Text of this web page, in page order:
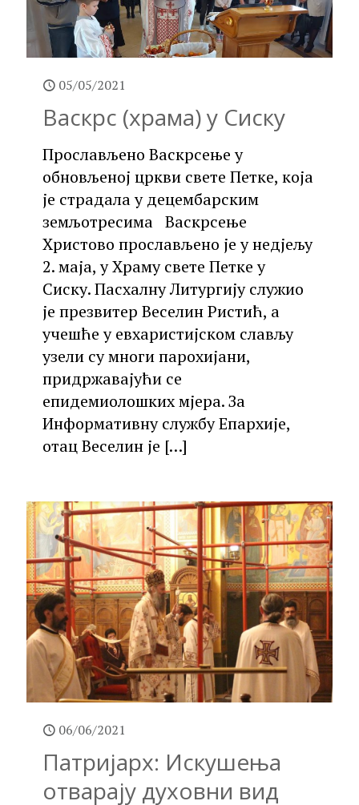
05/05/2021
Васкрс (храма) у Сиску
Прослављено Васкрсење у
обновљеној цркви свете Петке, која
је страдала у децембарским
земљотресима Васкрсење
Христово прослављено је у недјељу
2. маја, у Храму свете Петке у
Сиску. Пасхалну Литургију служио
је презвитер Веселин Ристић, а
учешће у евхаристијском слављу
узели су многи парохијани,
придржавајући се
епидемиолошких мјера. За
Информативну службу Епархије,
отац Веселин је […]
06/06/2021
Патријарх: Искушења
отварају духовни вид